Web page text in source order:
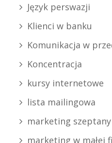
Język perswazji
Klienci w banku
Komunikacja w
Koncentracja
kursy internetowe
lista mailingowa
marketing szeptany
marketing w małej